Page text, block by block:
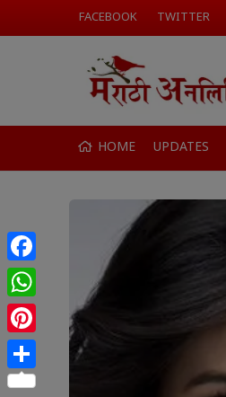
FACEBOOK TWITTER
HOME UPDATES
Facebook
WhatsApp
Pinterest
Share